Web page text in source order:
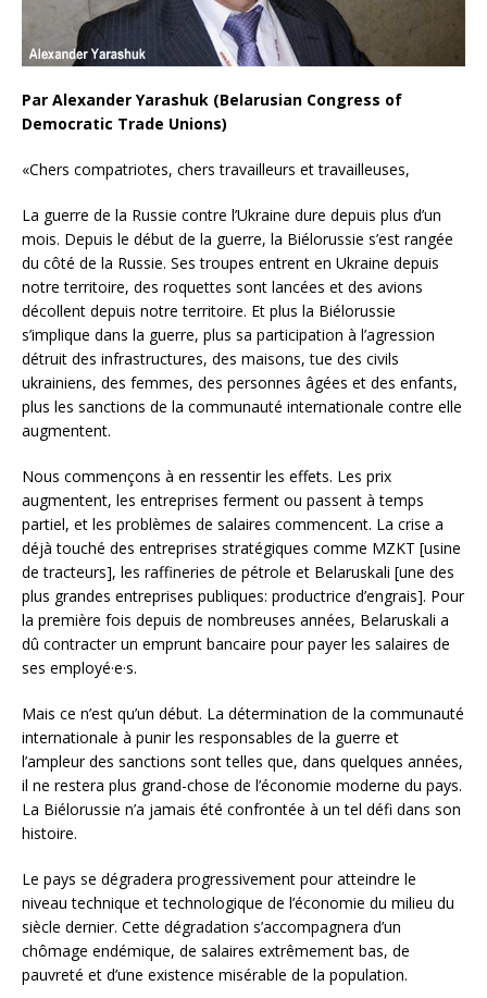
Par Alexander Yarashuk (Belarusian Congress of
Democratic Trade Unions)
«Chers compatriotes, chers travailleurs et travailleuses,
La guerre de la Russie contre l’Ukraine dure depuis plus d’un
mois. Depuis le début de la guerre, la Biélorussie s’est rangée
du côté de la Russie. Ses troupes entrent en Ukraine depuis
notre territoire, des roquettes sont lancées et des avions
décollent depuis notre territoire. Et plus la Biélorussie
s’implique dans la guerre, plus sa participation à l’agression
détruit des infrastructures, des maisons, tue des civils
ukrainiens, des femmes, des personnes âgées et des enfants,
plus les sanctions de la communauté internationale contre elle
augmentent.
Nous commençons à en ressentir les effets. Les prix
augmentent, les entreprises ferment ou passent à temps
partiel, et les problèmes de salaires commencent. La crise a
déjà touché des entreprises stratégiques comme MZKT [usine
de tracteurs], les raffineries de pétrole et Belaruskali [une des
plus grandes entreprises publiques: productrice d’engrais]. Pour
la première fois depuis de nombreuses années, Belaruskali a
dû contracter un emprunt bancaire pour payer les salaires de
ses employé·e·s.
Mais ce n’est qu’un début. La détermination de la communauté
internationale à punir les responsables de la guerre et
l’ampleur des sanctions sont telles que, dans quelques années,
il ne restera plus grand-chose de l’économie moderne du pays.
La Biélorussie n’a jamais été confrontée à un tel défi dans son
histoire.
Le pays se dégradera progressivement pour atteindre le
niveau technique et technologique de l’économie du milieu du
siècle dernier. Cette dégradation s’accompagnera d’un
chômage endémique, de salaires extrêmement bas, de
pauvreté et d’une existence misérable de la population.